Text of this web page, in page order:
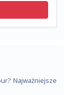
Najważniejsze